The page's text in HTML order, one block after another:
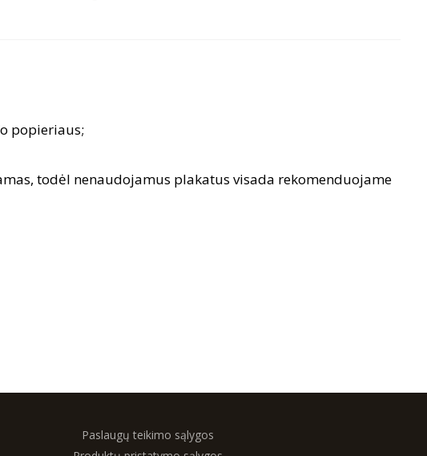
popieriaus;
todėl nenaudojamus plakatus visada rekomenduojame
Paslaugų teikimo sąlygos